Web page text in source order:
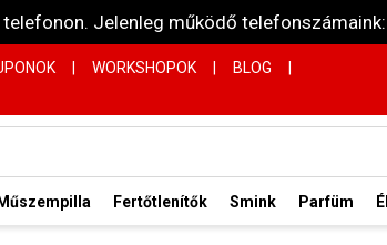
Jelenleg működő
WORKSHOPOK BLOG
Fertőtlenítők Smink Parfüm